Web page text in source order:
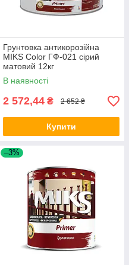
Грунтовка антикорозійна
MIKS Color ГФ-021 сірий
матовий 12кг
В наявності
2 572,44 ₴ 2 652 ₴
Купити
–3%